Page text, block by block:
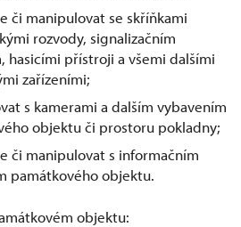
či manipulovat se skříňkami
rozvody, signalizačním
hasicími přístroji a všemi dalšími
zařízeními;
s kamerami a dalším vybavením
objektu či prostoru pokladny;
či manipulovat s informačním
památkového objektu.
objektu: